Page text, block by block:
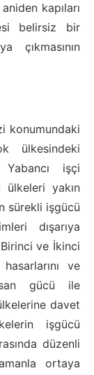
kapıları
belirsiz bir
çıkmasının
konumundaki
ülkesindeki
Yabancı işçi
ülkeleri yakın
sürekli işgücü
dışarıya
ve İkinci
ve
gücü ile
davet
işgücü
düzenli
ortaya